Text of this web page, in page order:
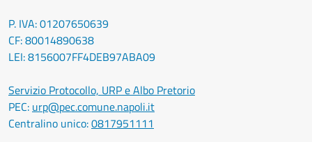
P. IVA: 01207650639
CF: 80014890638
LEI: 8156007FF4DEB97ABA09
Servizio Protocollo, URP e Albo Pretorio
PEC: urp@pec.comune.napoli.it
Centralino unico:0817951111